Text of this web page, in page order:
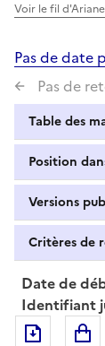
Voir le fil d'Ariane
Pas de date
Pas de
Table des
Position
Versions
Critères de
Date de
Identifiant